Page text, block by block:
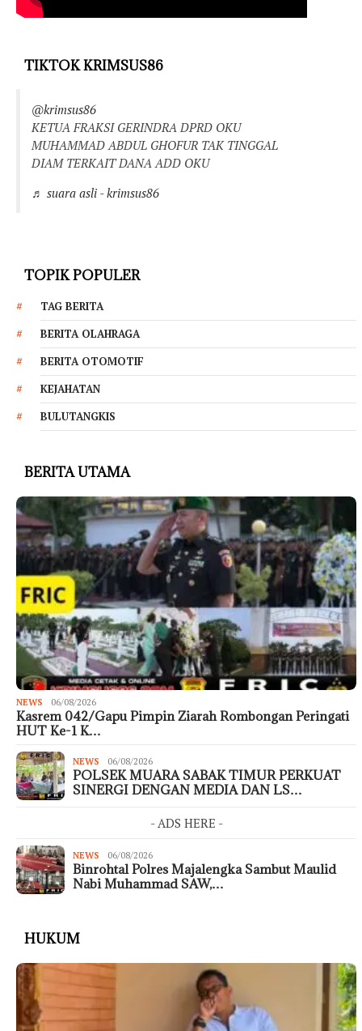
TIKTOK KRIMSUS86
@krimsus86
KETUA FRAKSI GERINDRA DPRD OKU
MUHAMMAD ABDUL GHOFUR TAK TINGGAL
DIAM TERKAIT DANA ADD OKU
♬ suara asli - krimsus86
TOPIK POPULER
TAG BERITA
BERITA OLAHRAGA
BERITA OTOMOTIF
KEJAHATAN
BULUTANGKIS
BERITA UTAMA
NEWS 06/08/2026
Kasrem 042/Gapu Pimpin Ziarah Rombongan Peringati
HUT Ke-1 K…
NEWS 06/08/2026
POLSEK MUARA SABAK TIMUR PERKUAT
SINERGI DENGAN MEDIA DAN LS…
- ADS HERE -
NEWS 06/08/2026
Binrohtal Polres Majalengka Sambut Maulid
Nabi Muhammad SAW,…
HUKUM